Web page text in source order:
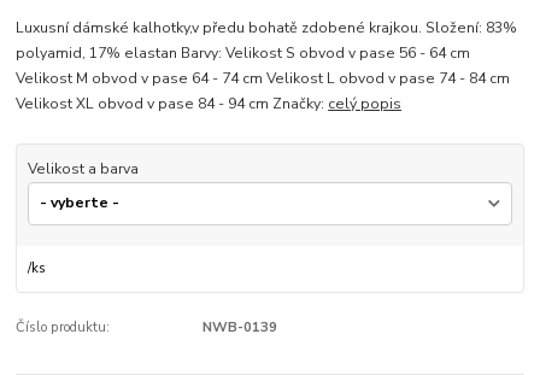
Luxusní dámské kalhotky,v předu bohatě zdobené krajkou. Složení: 83%
polyamid, 17% elastan Barvy: Velikost S obvod v pase 56 - 64 cm
Velikost M obvod v pase 64 - 74 cm Velikost L obvod v pase 74 - 84 cm
Velikost XL obvod v pase 84 - 94 cm Značky: celý popis
Velikost a barva
/ks
Číslo produktu: NWB-0139